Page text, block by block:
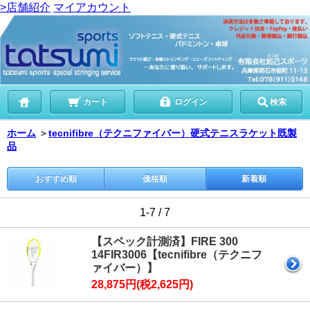
>店舗紹介 マイアカウント
カート ログイン 検索
ホーム ＞tecnifibre（テクニファイバー）硬式テニスラケット既製
品
おすすめ順 価格順 新着順
1-7 / 7
【スペック計測済】FIRE 300
14FIR3006【tecnifibre（テクニフ
ァイバー）】
28,875円(税2,625円)